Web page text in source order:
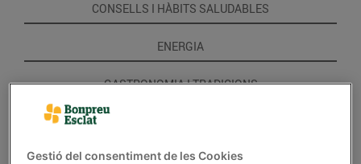
CONSELLS I HÀBITS SALUDABLES
ENERGIA
GASTRONOMIA I TRADICIONS
Gestió del consentiment de les Cookies